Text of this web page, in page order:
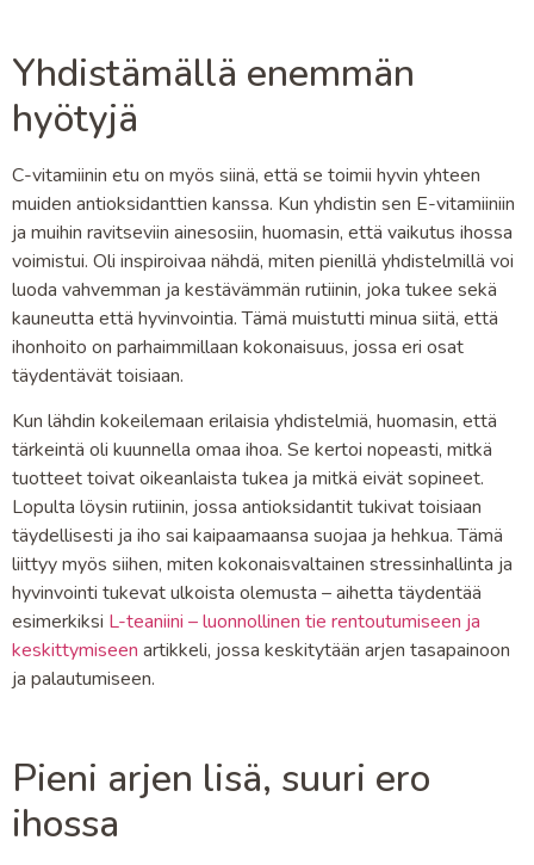
Yhdistämällä enemmän
hyötyjä
C-vitamiinin etu on myös siinä, että se toimii hyvin yhteen
muiden antioksidanttien kanssa. Kun yhdistin sen E-vitamiiniin
ja muihin ravitseviin ainesosiin, huomasin, että vaikutus ihossa
voimistui. Oli inspiroivaa nähdä, miten pienillä yhdistelmillä voi
luoda vahvemman ja kestävämmän rutiinin, joka tukee sekä
kauneutta että hyvinvointia. Tämä muistutti minua siitä, että
ihonhoito on parhaimmillaan kokonaisuus, jossa eri osat
täydentävät toisiaan.
Kun lähdin kokeilemaan erilaisia yhdistelmiä, huomasin, että
tärkeintä oli kuunnella omaa ihoa. Se kertoi nopeasti, mitkä
tuotteet toivat oikeanlaista tukea ja mitkä eivät sopineet.
Lopulta löysin rutiinin, jossa antioksidantit tukivat toisiaan
täydellisesti ja iho sai kaipaamaansa suojaa ja hehkua. Tämä
liittyy myös siihen, miten kokonaisvaltainen stressinhallinta ja
hyvinvointi tukevat ulkoista olemusta – aihetta täydentää
esimerkiksi L-teaniini – luonnollinen tie rentoutumiseen ja
keskittymiseen artikkeli, jossa keskitytään arjen tasapainoon
ja palautumiseen.
Pieni arjen lisä, suuri ero
ihossa